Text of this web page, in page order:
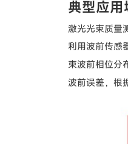
典型应
激光光束质量
利用波前传感
束波前相位分
波前误差，根